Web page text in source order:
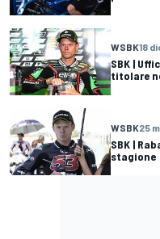
WSBK18
SBK |
titolare
WSBK25
SBK |
stagione